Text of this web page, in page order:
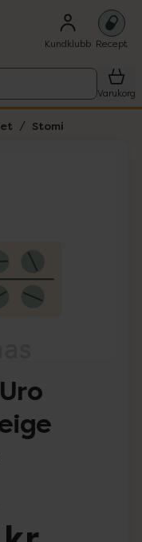
Kundklubb Recept
Varukorg
Stomi